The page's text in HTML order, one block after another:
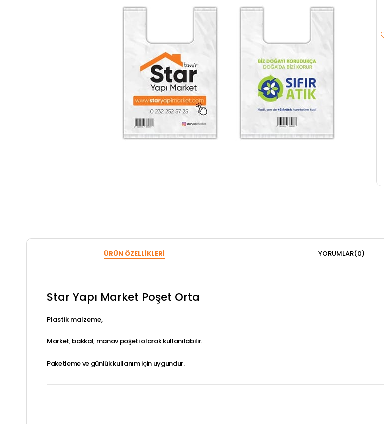
ÜRÜN ÖZELLIKLERI YORUMLAR(0)
Star Yapı Market Poşet Orta
Plastik malzeme,
Market, bakkal, manav poşeti olarak kullanılabilir.
Paketleme ve günlük kullanım için uygundur.